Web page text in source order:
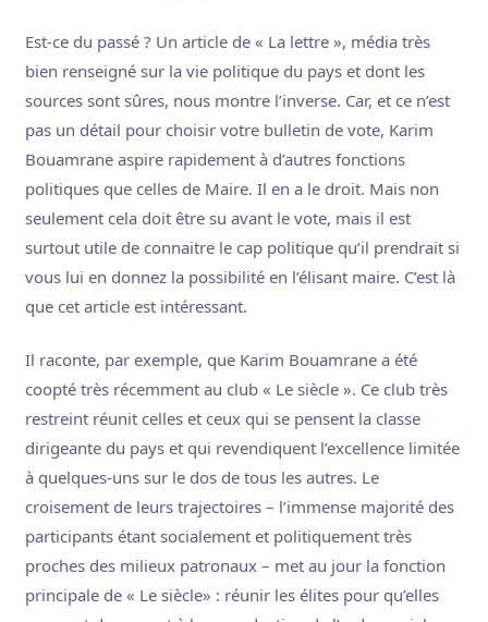
Est-ce du passé ? Un article de « La lettre », média très
bien renseigné sur la vie politique du pays et dont les
sources sont sûres, nous montre l’inverse. Car, et ce n’est
pas un détail pour choisir votre bulletin de vote, Karim
Bouamrane aspire rapidement à d’autres fonctions
politiques que celles de Maire. Il en a le droit. Mais non
seulement cela doit être su avant le vote, mais il est
surtout utile de connaitre le cap politique qu’il prendrait si
vous lui en donnez la possibilité en l’élisant maire. C’est là
que cet article est intéressant.
Il raconte, par exemple, que Karim Bouamrane a été
coopté très récemment au club « Le siècle ». Ce club très
restreint réunit celles et ceux qui se pensent la classe
dirigeante du pays et qui revendiquent l’excellence limitée
à quelques-uns sur le dos de tous les autres. Le
croisement de leurs trajectoires – l’immense majorité des
participants étant socialement et politiquement très
proches des milieux patronaux – met au jour la fonction
principale de « Le siècle» : réunir les élites pour qu’elles